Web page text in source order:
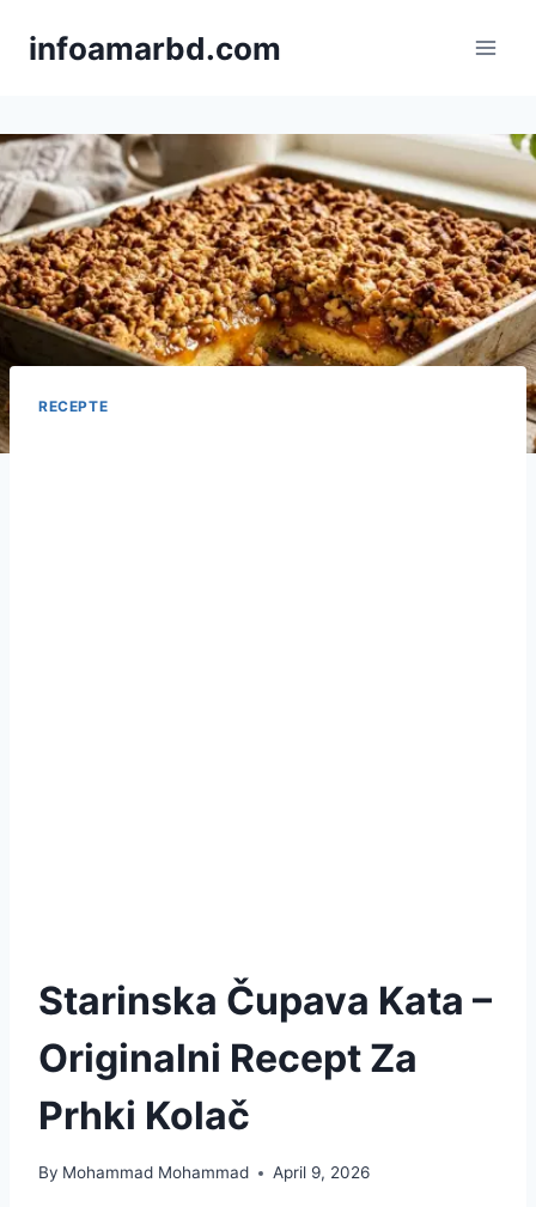
infoamarbd.com
RECEPTE
Starinska Čupava Kata –
Originalni Recept Za
Prhki Kolač
By Mohammad Mohammad April 9, 2026